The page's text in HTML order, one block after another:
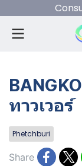
ทาวเวอร์
Phetchburi
Share